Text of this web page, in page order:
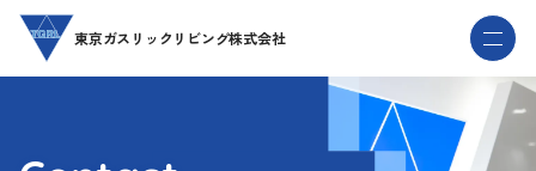
へ
東京ガスリックリビング株式会社
メ
ニ
ー